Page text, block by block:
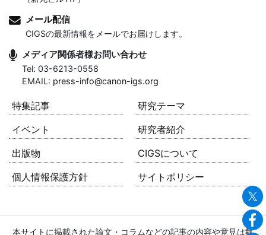
メール配信
CIGSの最新情報をメールでお届けします。
メディア関係者様お問い合わせ
Tel: 03-6213-0558
EMAIL: press-info@canon-igs.org
特集記事
研究テーマ
イベント
研究者紹介
出版物
CIGSについて
個人情報保護方針
サイトポリシー
本サイトに掲載された論文・コラムなどの記事の内容や意見は執